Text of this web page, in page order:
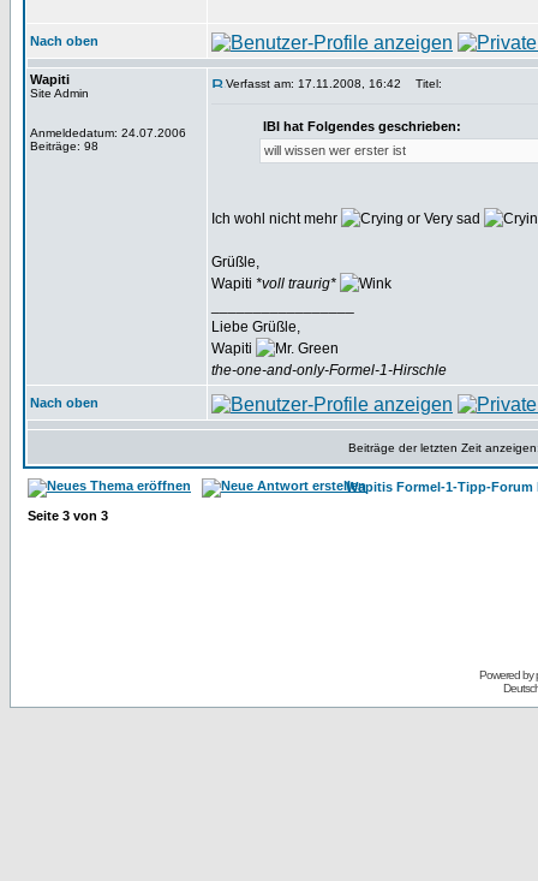
Nach oben
Wapiti
Site Admin
Anmeldedatum: 24.07.2006
Beiträge: 98
Verfasst am: 17.11.2008, 16:42 Titel:
IBI hat Folgendes geschrieben:
will wissen wer erster ist
Ich wohl nicht mehr
Grüßle,
Wapiti *voll traurig*
Liebe Grüßle,
Wapiti
the-one-and-only-Formel-1-Hirschle
Nach oben
Beiträge der letzten Zeit
Wapitis Formel-1-Tipp-Forum
Seite 3 von 3
Powered by